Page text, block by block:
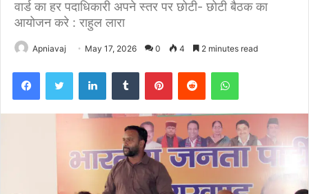
वार्ड का हर पदाधिकारी अपने स्तर पर छोटी- छोटी बैठक का
आयोजन करे : राहुल लारा
Apniavaj May 17, 2026 0 4 2 minutes read